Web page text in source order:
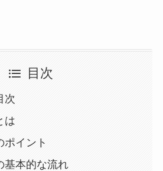
目次
次
は
ポイント
基本的な流れ